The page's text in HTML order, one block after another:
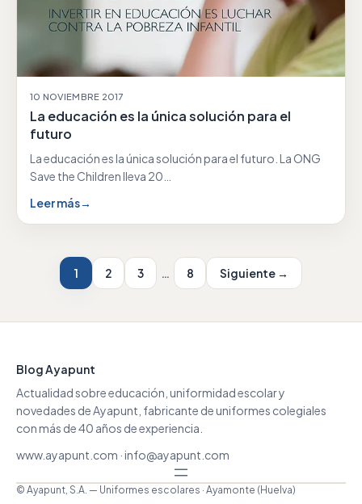
10 NOVIEMBRE 2017
La educación es la única solución para el
futuro
La educación es la única solución para el futuro. La ONG
Save the Children lleva 20…
Leer más→
1 2 3 8 Siguiente →
Blog Ayapunt
Actualidad sobre educación, uniformidad escolar y
novedades de Ayapunt, fabricante de uniformes colegiales
con más de 40 años de experiencia.
www.ayapunt.com ·info@ayapunt.com
© Ayapunt, S.A. — Uniformes escolares · Ayamonte (Huelva)